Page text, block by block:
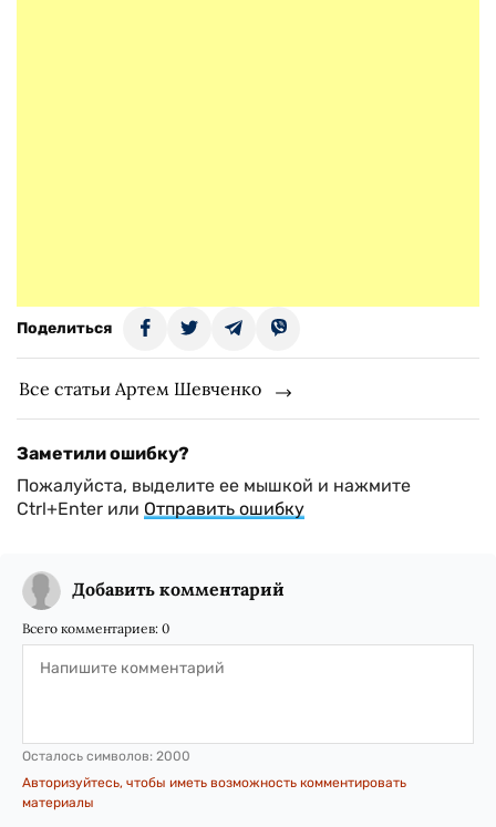
Поделиться
Все статьи Артем Шевченко
Заметили ошибку?
Пожалуйста, выделите ее мышкой и нажмите
Ctrl+Enter или Отправить ошибку
Добавить комментарий
Всего комментариев: 0
Осталось символов: 2000
Авторизуйтесь, чтобы иметь возможность комментировать
материалы